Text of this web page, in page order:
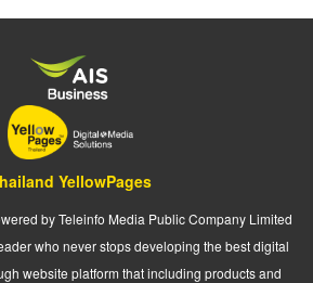
YellowPages
by Teleinfo Media Public Company Limited
who never stops developing the best digital
website platform that including products and